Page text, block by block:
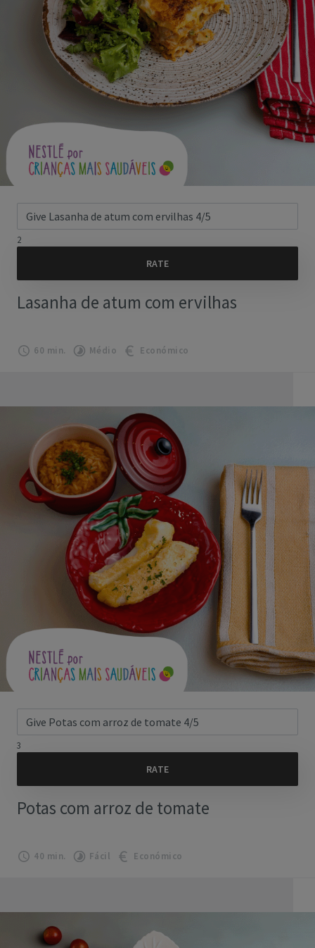
2
Lasanha de atum com ervilhas
60 min. Médio Económico
3
Potas com arroz de tomate
40 min. Fácil Económico